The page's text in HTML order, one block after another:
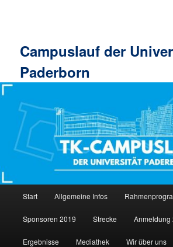
Campuslauf der
Paderborn
Start Allgemeine Infos
Sponsoren 2019 Strecke Anmeldung
Ergebnisse Mediathek Wir über uns